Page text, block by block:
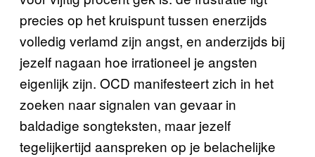
precies op het kruispunt tussen enerzijds
volledig verlamd zijn angst, en anderzijds bij
jezelf nagaan hoe irrationeel je angsten
eigenlijk zijn. OCD manifesteert zich in het
zoeken naar signalen van gevaar in
baldadige songteksten, maar jezelf
tegelijkertijd aanspreken op je belachelijke